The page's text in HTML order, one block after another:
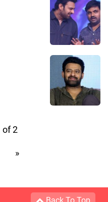
of 2
»
Back To Top